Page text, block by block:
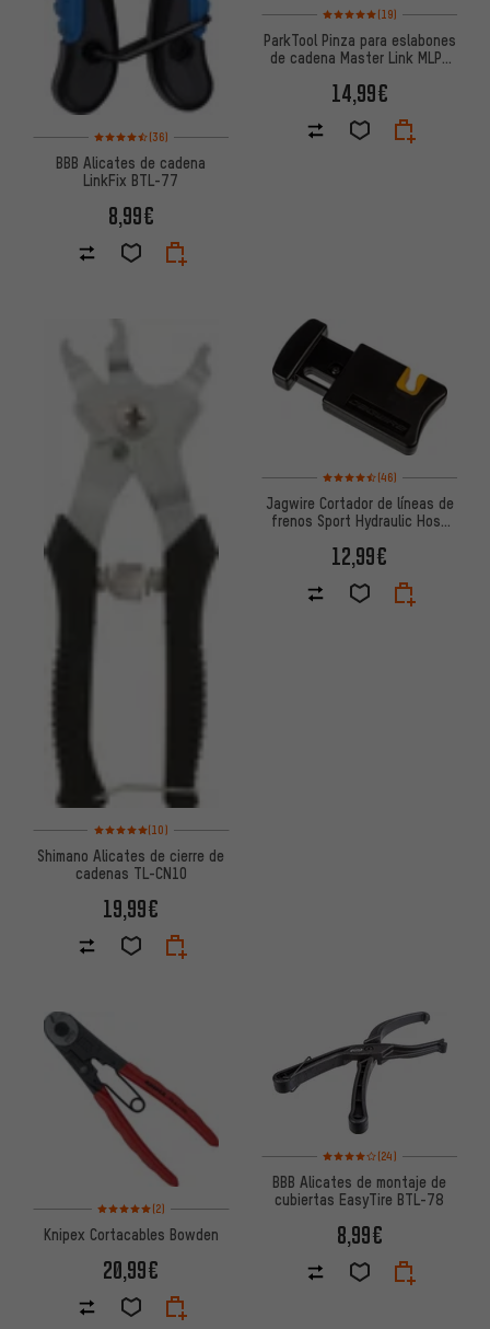
Valoración media: 4,5 de 5 basada en 36 reseñas
(36)
BBB Alicates de cadena
LinkFix BTL-77
8,99€
Valoración media: 5 de 5
(19)
ParkTool Pinza para eslabones
de cadena Master Link MLP-
14,99€
Valoración media: 5 de 5 basada en 10 reseñas
(10)
Shimano Alicates de cierre de
cadenas TL-CN10
19,99€
Valoración media: 4,5 de 5
(46)
Jagwire Cortador de líneas de
frenos Sport Hydraulic Hose
12,99€
Valoración media: 5 de 5 basada en 2 reseñas
(2)
Knipex Cortacables Bowden
20,99€
Valoración media: 4 de 5
(24)
BBB Alicates de montaje de
cubiertas EasyTire BTL-78
8,99€